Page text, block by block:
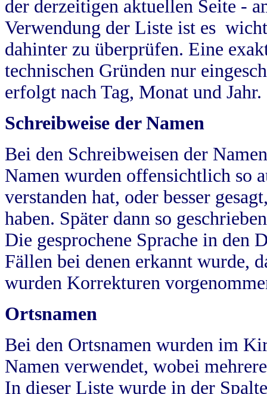
der derzeitigen aktuellen Seite -
Verwendung der Liste ist es
dahinter zu überprüfen. Eine
technischen Gründen nur
erfolgt nach Tag, Monat und Jahr.
Schreibweise der Namen
Bei den Schreibweisen der
Namen wurden offensichtlich so
verstanden hat, oder besser
haben. Später dann so
Die gesprochene Sprache in
Fällen bei denen erkannt wurde,
wurden Korrekturen
Ortsnamen
Bei den Ortsnamen wurden im
Namen verwendet, wobei
In dieser Liste wurde in der